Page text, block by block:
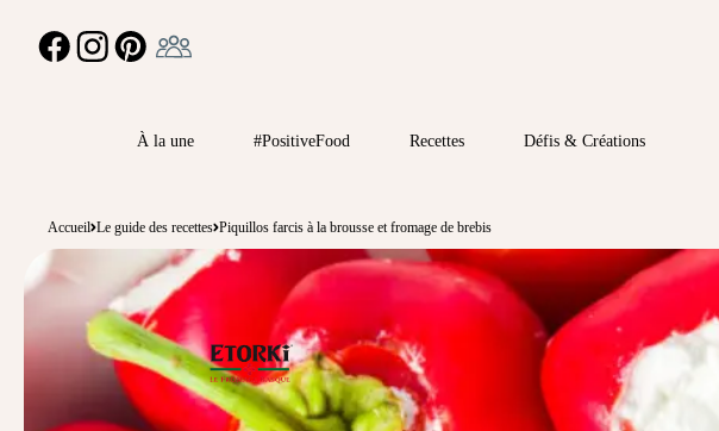
FACEBOOKINSTAGRAMPINTEREST
À la une #PositiveFood Recettes Défis & Créations
Accueil Le guide des recettes Piquillos farcis à la brousse et fromage de brebis